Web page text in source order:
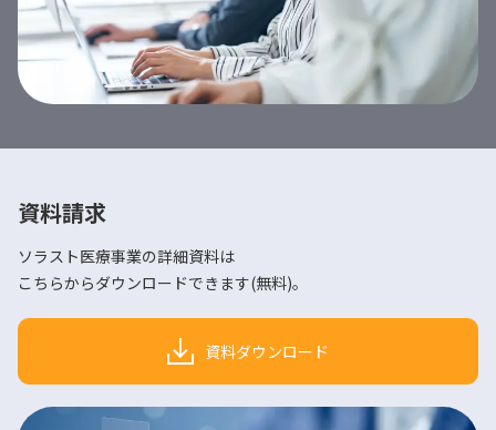
資料請求
ソラスト医療事業の詳細資料は
こちらからダウンロードできます(無料)。
資料ダウンロード